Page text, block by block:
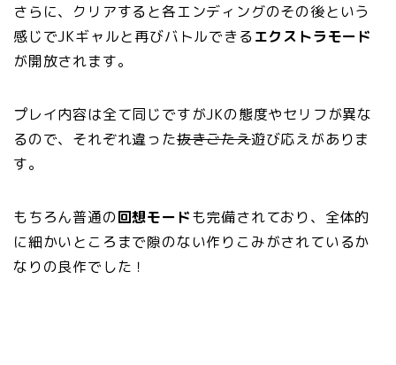
さらに、クリアすると各エンディングのその後という
感じでJKギャルと再びバトルできるエクストラモード
が開放されます。
プレイ内容は全て同じですがJKの態度やセリフが異な
るので、それぞれ違った抜きごたえ遊び応えがありま
す。
もちろん普通の回想モードも完備されており、全体的
に細かいところまで隙のない作りこみがされているか
なりの良作でした！